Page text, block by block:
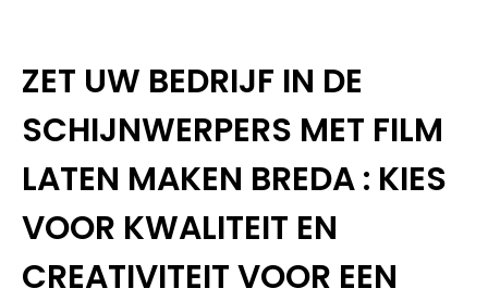
ZET UW BEDRIJF IN DE
SCHIJNWERPERS MET FILM
LATEN MAKEN BREDA : KIES
VOOR KWALITEIT EN
CREATIVITEIT VOOR EEN